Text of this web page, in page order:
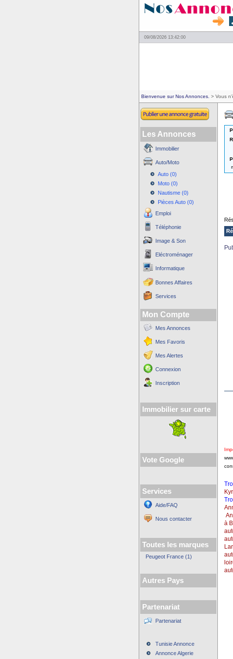
09/08/2026 13:42:00
Bienvenue sur Nos Annonces. > Vous
Les Annonces
Immobilier
Auto/Moto
Auto (0)
Moto (0)
Nautisme (0)
Pièces Auto (0)
Emploi
Téléphonie
Image & Son
Eléctroménager
Informatique
Bonnes Affaires
Services
Mon Compte
Mes Annonces
Mes Favoris
Mes Alertes
Connexion
Inscription
Immobilier sur carte
Vote Google
Services
Aide/FAQ
Nous contacter
Toutes les marques
Peugeot France (1)
Autres Pays
Partenariat
Partenariat
Tunisie Annonce
Annonce Algerie
à